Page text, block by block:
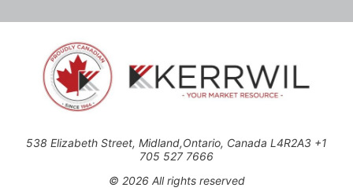
538 Elizabeth Street, Midland,Ontario, Canada L4R2A3 +1
705 527 7666
© 2026 All rights reserved